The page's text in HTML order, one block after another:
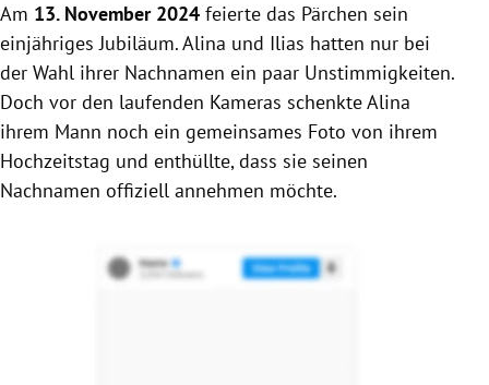
Am 13. November 2024 feierte das Pärchen sein
einjähriges Jubiläum. Alina und Ilias hatten nur bei
der Wahl ihrer Nachnamen ein paar Unstimmigkeiten.
Doch vor den laufenden Kameras schenkte Alina
ihrem Mann noch ein gemeinsames Foto von ihrem
Hochzeitstag und enthüllte, dass sie seinen
Nachnamen offiziell annehmen möchte.